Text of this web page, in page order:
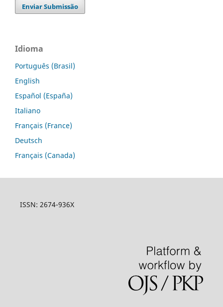
Enviar Submissão
Idioma
Português (Brasil)
English
Español (España)
Italiano
Français (France)
Deutsch
Français (Canada)
ISSN: 2674-936X